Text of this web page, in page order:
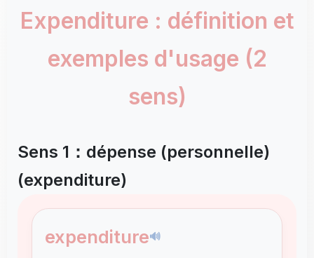
Expenditure : définition et
exemples d'usage (2
sens)
Sens 1：dépense (personnelle)
(expenditure)
expenditure🔊